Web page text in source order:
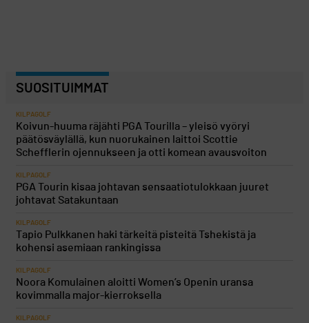
SUOSITUIMMAT
KILPAGOLF
Koivun-huuma räjähti PGA Tourilla – yleisö vyöryi
päätösväylällä, kun nuorukainen laittoi Scottie
Schefflerin ojennukseen ja otti komean avausvoiton
KILPAGOLF
PGA Tourin kisaa johtavan sensaatiotulokkaan juuret
johtavat Satakuntaan
KILPAGOLF
Tapio Pulkkanen haki tärkeitä pisteitä Tshekistä ja
kohensi asemiaan rankingissa
KILPAGOLF
Noora Komulainen aloitti Women’s Openin uransa
kovimmalla major-kierroksella
KILPAGOLF